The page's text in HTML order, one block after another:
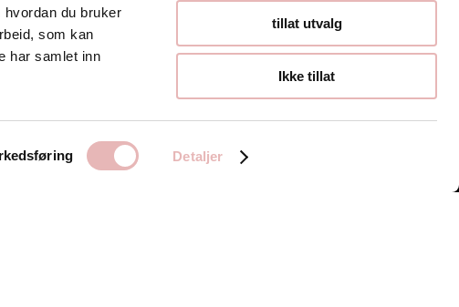
du bruker
som kan
har samlet inn
Detaljer
tillat utvalg
Ikke tillat
Åpningstider
Hverdager 10:00-
Lørdager 10:00-16:00